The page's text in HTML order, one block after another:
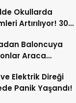
Okullarda
Artırılıyor! 30
Baloncuya
Araca
Elektrik Direği
Panik Yaşandı!